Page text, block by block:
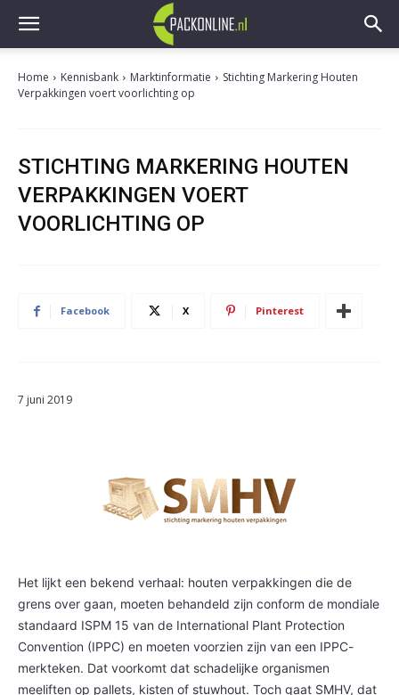
Home Kennisbank Marktinformatie
Stichting Markering Houten
Verpakkingen voert voorlichting op
STICHTING MARKERING HOUTEN
VERPAKKINGEN VOERT
VOORLICHTING OP
Facebook X Pinterest
7 juni 2019
Het lijkt een bekend verhaal: houten verpakkingen die de
grens over gaan, moeten behandeld zijn conform de mondiale
standaard ISPM 15 van de International Plant Protection
Convention (IPPC) en moeten voorzien zijn van een IPPC-
merkteken. Dat voorkomt dat schadelijke organismen
meeliften op pallets, kisten of stuwhout. Toch gaat SMHV, dat